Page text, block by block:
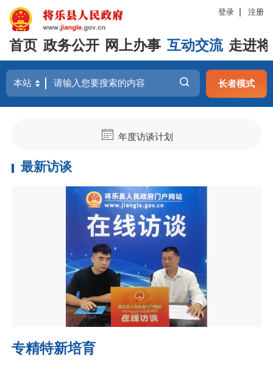
登录 注册
首页 政务公开 网上办事 互动交流 走进
长者模式
最新访谈
年度访谈计划
专精特新培育